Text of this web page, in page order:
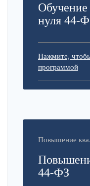
Обучение
нуля 44-
Нажмите,
программой
Повышение
44-ФЗ